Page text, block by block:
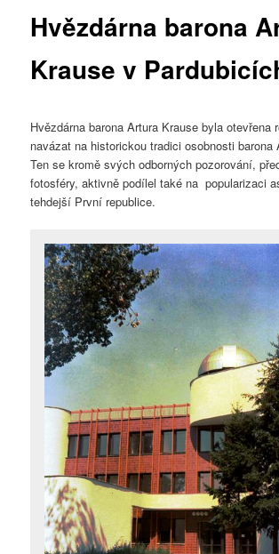
Hvězdárna barona
Krause v
Hvězdárna barona Artura Krause byla otevřena
navázat na historickou tradici osobnosti barona
Ten se kromě svých odborných pozorování,
fotosféry, aktivně podílel také na popularizaci
tehdejší První republice.